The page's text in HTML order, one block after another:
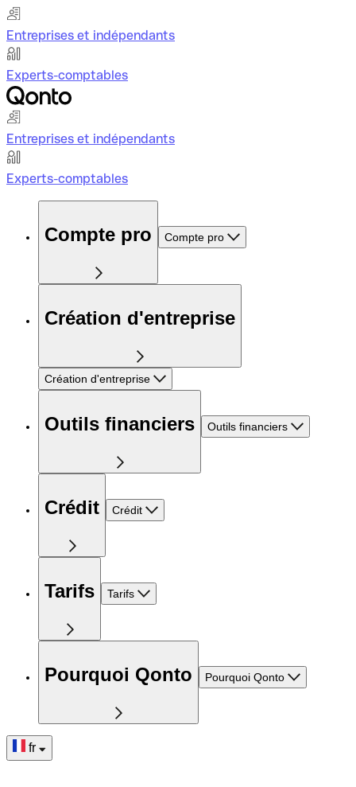
Entreprises et indépendants
Experts-comptables
Entreprises et indépendants
Experts-comptables
Compte pro Compte pro
Création d'entreprise
Création d'entreprise
Outils financiers Outils financiers
Crédit Crédit
Tarifs Tarifs
Pourquoi Qonto Pourquoi Qonto
fr